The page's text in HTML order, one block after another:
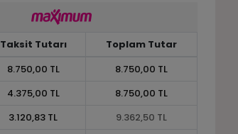
Taksit Tutarı
Toplam Tutar
8.750,00 TL
8.750,00 TL
4.375,00 TL
8.750,00 TL
3.120,83 TL
9.362,50 TL